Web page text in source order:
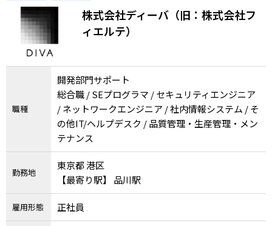
株式会社ディーバ（旧：株式会社フ
ィエルテ）
職種
開発部門サポート
総合職 / SEプログラマ / セキュリティエンジニア
/ ネットワークエンジニア / 社内情報システム / そ
の他IT/ヘルプデスク / 品質管理・生産管理・メン
テナンス
勤務地
東京都 港区
【最寄り駅】 品川駅
雇用形態 正社員